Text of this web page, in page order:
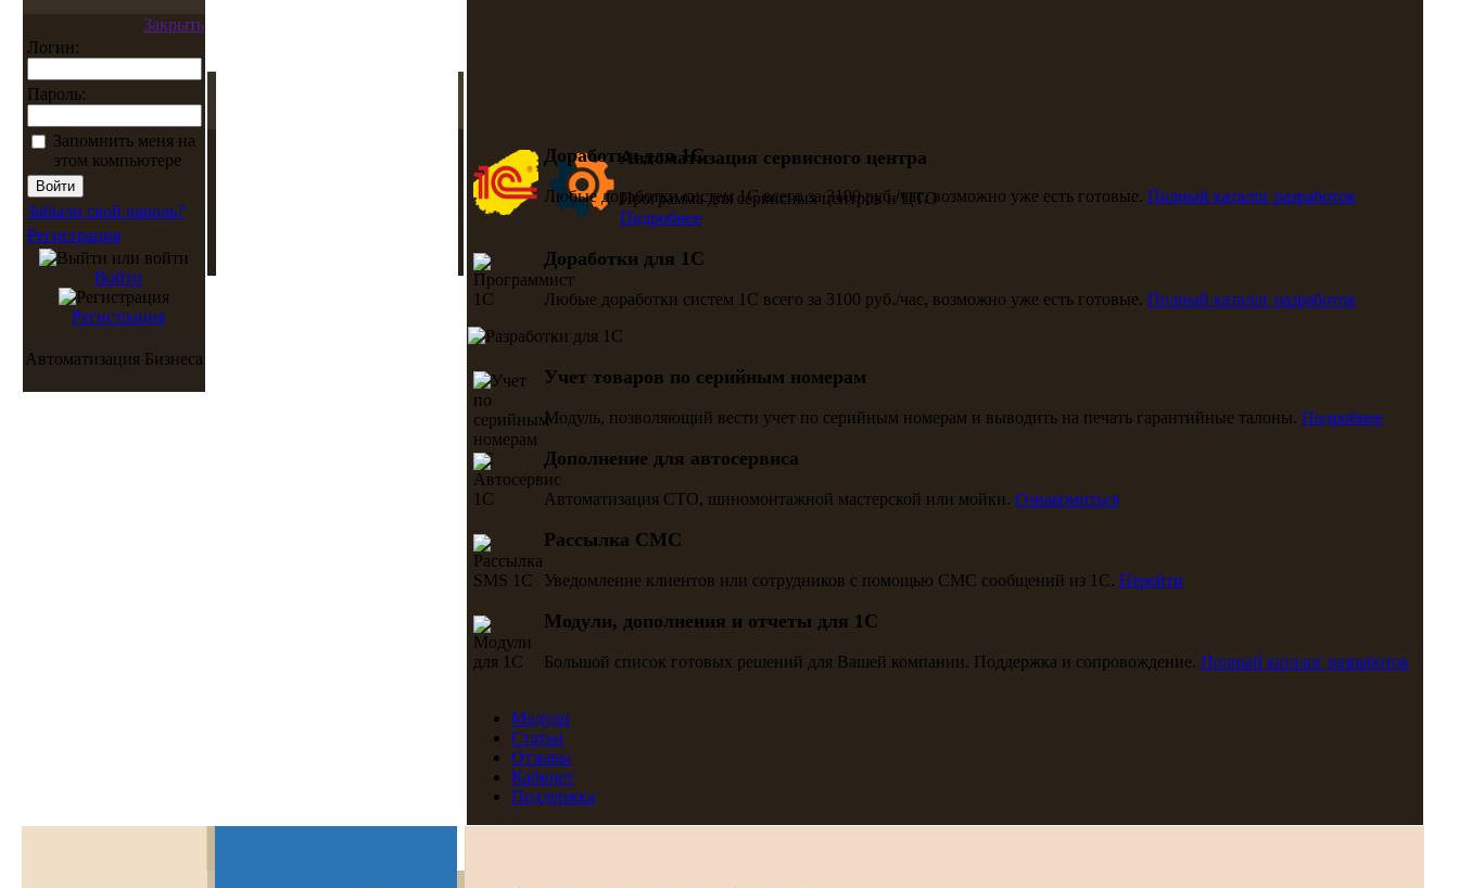
Закрыть
Логин:
Пароль:
Запомнить меня на
этом компьютере
Забыли свой пароль?
Регистрация
Войти
Регистрация
Автоматизация Бизнеса
Доработки для 1С
Любые доработки систем 1С всего за 3100 руб./час, возможно уже есть готовые. Полный каталог разработок
Автоматизация сервисного центра
Программа для сервисных центров и ЦТО
Подробнее
Доработки для 1С
Любые доработки систем 1С всего за 3100 руб./час, возможно уже есть готовые. Полный каталог разработок
Учет товаров по серийным номерам
Модуль, позволяющий вести учет по серийным номерам и выводить на печать гарантийные талоны. Подробнее
Дополнение для автосервиса
Автоматизация СТО, шиномонтажной мастерской или мойки. Ознакомиться
Рассылка СМС
Уведомление клиентов или сотрудников с помощью СМС сообщений из 1С. Перейти
Модули, дополнения и отчеты для 1С
Большой список готовых решений для Вашей компании. Поддержка и сопровождение. Полный каталог разработок
Модули
Статьи
Отзывы
Кабинет
Поддержка